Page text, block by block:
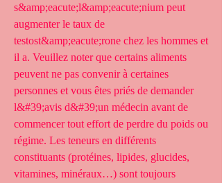
s&amp;eacute;l&amp;eacute;nium peut
augmenter le taux de
testost&amp;eacute;rone chez les hommes et
il a. Veuillez noter que certains aliments
peuvent ne pas convenir à certaines
personnes et vous êtes priés de demander
l&#39;avis d&#39;un médecin avant de
commencer tout effort de perdre du poids ou
régime. Les teneurs en différents
constituants (protéines, lipides, glucides,
vitamines, minéraux…) sont toujours